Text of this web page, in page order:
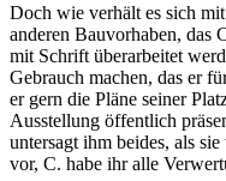
Doch wie verhält es sich
anderen Bauvorhaben, das
mit Schrift überarbeitet
Gebrauch machen, das er
er gern die Pläne seiner
Ausstellung öffentlich
untersagt ihm beides, als
vor, C. habe ihr alle